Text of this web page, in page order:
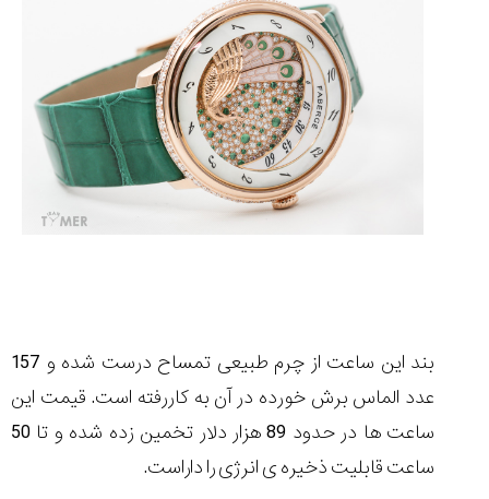
بند این ساعت از چرم طبیعی تمساح درست شده و 157
عدد الماس برش خورده در آن به کاررفته است. قیمت این
ساعت ها در حدود 89 هزار دلار تخمین زده شده و تا 50
ساعت قابلیت ذخیره ی انرژی را داراست.